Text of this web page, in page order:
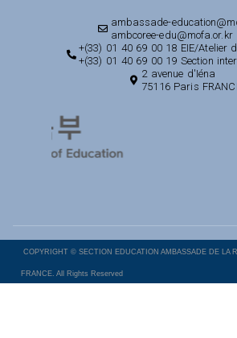
ambassade-
ambcoree-edu@mofa.or.kr
+(33) 01 40 69 00 18 EIE/Atelier
+(33) 01 40 69 00 19 Section
2 avenue d'Iéna
75116 Paris
COPYRIGHT © SECTION EDUCATION AMBASSADE DE LA
FRANCE. All Rights Reserved